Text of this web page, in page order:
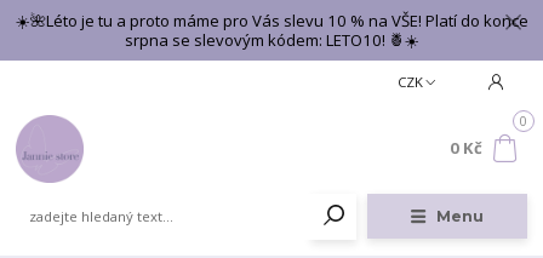
☀️🌺Léto je tu a proto máme pro Vás slevu 10 % na VŠE! Platí do konce
srpna se slevovým kódem: LETO10! 🍍☀️
Menu
CZK
0
0 Kč